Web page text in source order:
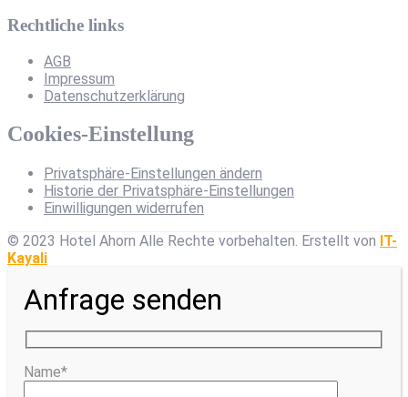
Rechtliche links
AGB
Impressum
Datenschutzerklärung
Cookies-Einstellung
Privatsphäre-Einstellungen ändern
Historie der Privatsphäre-Einstellungen
Einwilligungen widerrufen
© 2023 Hotel Ahorn Alle Rechte vorbehalten. Erstellt von IT-
Kayali
Anfrage senden
Name*